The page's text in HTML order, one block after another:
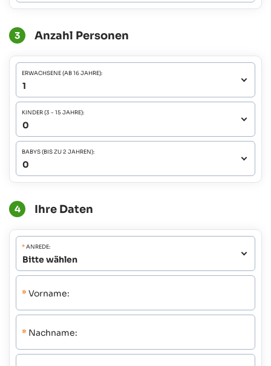
3 Anzahl Personen
ERWACHSENE (AB 16 JAHRE):
KINDER (3 - 15 JAHRE):
BABYS (BIS ZU 2 JAHREN):
4 Ihre Daten
*ANREDE:
* Vorname:
* Nachname: